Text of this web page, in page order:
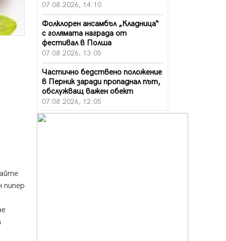
пипер
07.08.2026, 14:10
Фолклорен ансамбъл „Кладница“
с голямата награда от
фестивал в Полша
07.08.2026, 13:05
Частично бедствено положение
в Перник заради пропаднал път,
обслужващ важен обект
07.08.2026, 12:05
Да отговорим на жегите с филм